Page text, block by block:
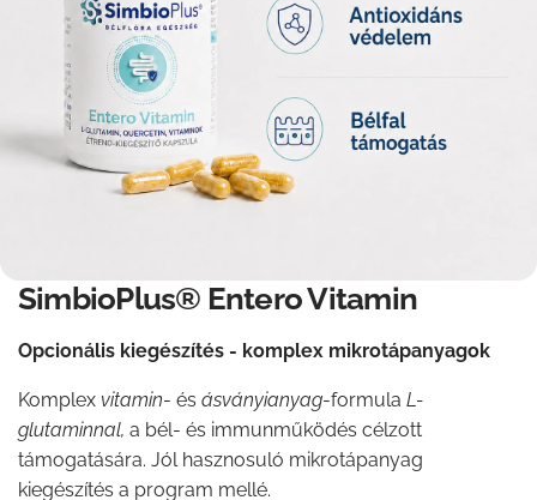
SimbioPlus® Entero Vitamin
Opcionális kiegészítés - komplex mikrotápanyagok
Komplex vitamin- és ásványianyag-formula L-
glutaminnal, a bél- és immunműködés célzott
támogatására. Jól hasznosuló mikrotápanyag
kiegészítés a program mellé.